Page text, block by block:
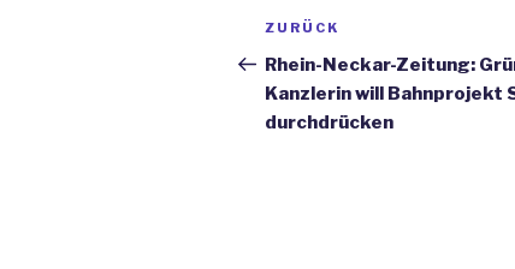
Beitrags-
Navigation
Vorheriger
Beitrag
ZURÜCK
Rhein-Neckar-Zeitung:
Kanzlerin will Bahnprojekt
durchdrücken